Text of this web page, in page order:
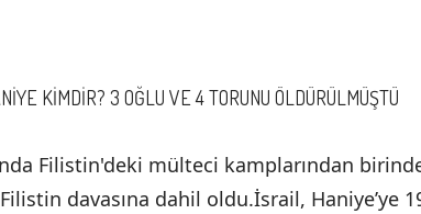
KİMDİR? 3 OĞLU VE 4 TORUNU ÖLDÜRÜLMÜŞTÜ
Filistin'deki mülteci kamplarından
davasına dahil oldu.İsrail, Haniye’ye